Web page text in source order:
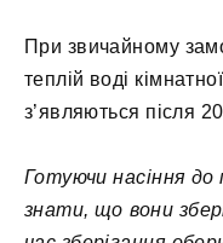
При звичайному
теплій воді
з’являються після
Готуючи насіння
знати, що вони